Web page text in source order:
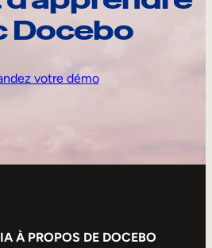
Docebo
votre démo
À PROPOS DE DOCEBO